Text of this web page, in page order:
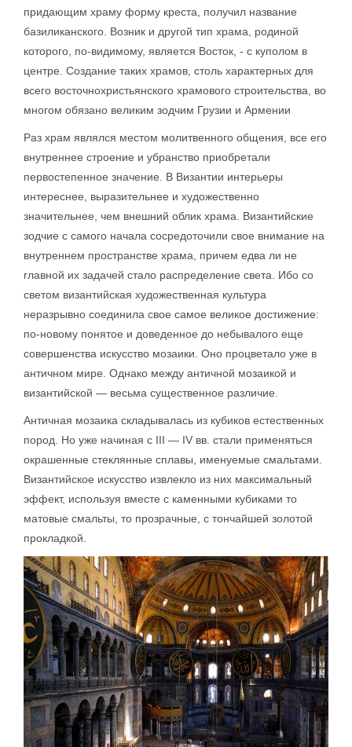
придающим храму форму креста, получил название
базиликанского. Возник и другой тип храма, родиной
которого, по-видимому, является Восток, - с куполом в
центре. Создание таких храмов, столь характерных для
всего восточнохристьянского храмового строительства, во
многом обязано великим зодчим Грузии и Армении
Раз храм являлся местом молитвенного общения, все его
внутреннее строение и убранство приобретали
первостепенное значение. В Византии интерьеры
интереснее, выразительнее и художественно
значительнее, чем внешний облик храма. Византийские
зодчие с самого начала сосредоточили свое внимание на
внутреннем пространстве храма, причем едва ли не
главной их задачей стало распределение света. Ибо со
светом византийская художественная культура
неразрывно соединила свое самое великое достижение:
по-новому понятое и доведенное до небывалого еще
совершенства искусство мозаики. Оно процветало уже в
античном мире. Однако между античной мозаикой и
византийской — весьма существенное различие.
Античная мозаика складывалась из кубиков естественных
пород. Но уже начиная с III — IV вв. стали применяться
окрашенные стеклянные сплавы, именуемые смальтами.
Византийское искусство извлекло из них максимальный
эффект, используя вместе с каменными кубиками то
матовые смальты, то прозрачные, с тончайшей золотой
прокладкой.